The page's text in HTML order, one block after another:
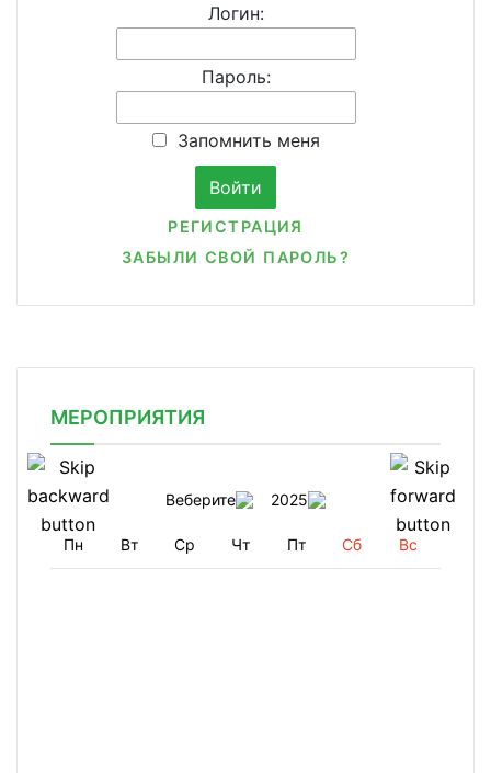
Логин:
Пароль:
Запомнить меня
РЕГИСТРАЦИЯ
ЗАБЫЛИ СВОЙ ПАРОЛЬ?
МЕРОПРИЯТИЯ
Веберите 2025
Пн Вт Ср Чт Пт Сб Вс